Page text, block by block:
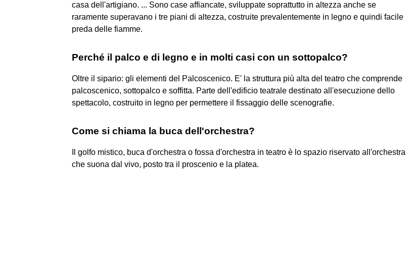
casa dell'artigiano. ... Sono case affiancate, sviluppate soprattutto in altezza anche se
raramente superavano i tre piani di altezza, costruite prevalentemente in legno e quindi facile
preda delle fiamme.
Perché il palco e di legno e in molti casi con un sottopalco?
Oltre il sipario: gli elementi del Palcoscenico. E' la struttura più alta del teatro che comprende
palcoscenico, sottopalco e soffitta. Parte dell'edificio teatrale destinato all'esecuzione dello
spettacolo, costruito in legno per permettere il fissaggio delle scenografie.
Come si chiama la buca dell'orchestra?
Il golfo mistico, buca d'orchestra o fossa d'orchestra in teatro è lo spazio riservato all'orchestra
che suona dal vivo, posto tra il proscenio e la platea.